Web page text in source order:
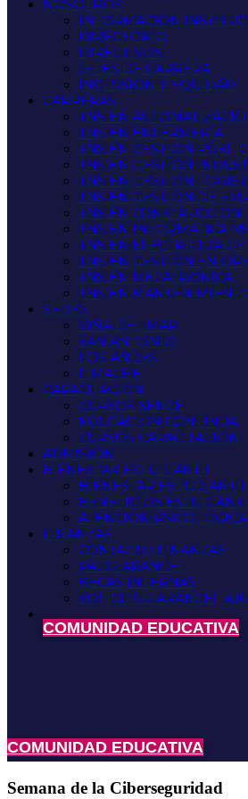
NOSOTROS
INFORMACIÓN
DIRECTORIO
DIRECTIVOS
JEFES DE CARRERA
INCLUSIÓN Y EQUIDAD
CARRERAS
TNS EN
TNS EN ENFERMERÍA
TNS EN GESTIÓN
TNS EN GESTIÓN
TNS EN GESTIÓN
TNS EN GESTIÓN DE
TNS EN CONSTRUCCIÓN
TNS EN INFORMATICA
TNS EN ELECTRICIDAD Y
TNS EN GESTIÓN EN
TNS EN MECATRÓNICA
TNS EN
SEDES
VIÑA DEL MAR
SAN ANTONIO
LOS ANDES
LIMACHE
CAPACITACIÓN
CURSOS SENCE
EDUCACIÓN CONTINUA
CURSOS CAPACITACIÓN
ADMISIÓN
BIENESTAR ESTUDIANTIL
BIENESTAR ESTUDIANTIL
BENEFICIOS
ATENCIÓN PSICOLÓGICA
FINANZAS
CONTACTO FINANZAS
PAGO ARANCEL
BECAS INTERNAS
SOLICITUD ARANCEL
COMUNIDAD EDUCATIVA
COMUNIDAD EDUCATIVA
Semana de la Ciberseguridad